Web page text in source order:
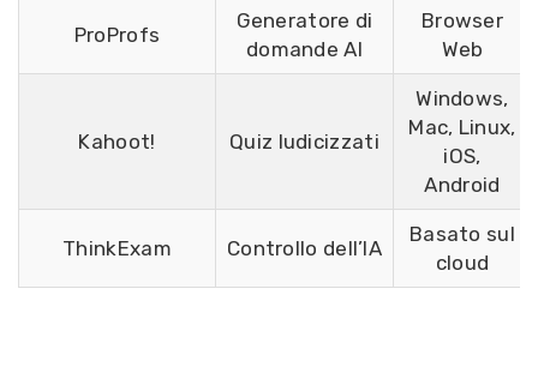
ProProfs
Generatore di
domande AI
Browser
Web
Kahoot! Quiz ludicizzati
Windows,
Mac, Linux,
iOS,
Android
ThinkExam Controllo dell’IA
Basato sul
cloud